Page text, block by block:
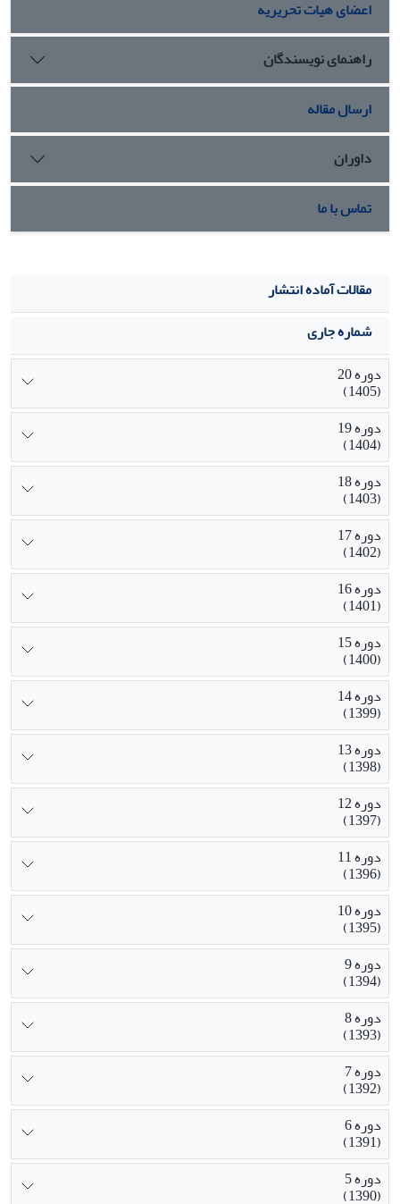
بخشید.
اعضای هیات تحریریه
راهنمای نویسندگان
ارسال مقاله
داوران
تماس با ما
مقالات آماده انتشار
شماره جاری
دوره 20
(1405)
دوره 19
(1404)
دوره 18
(1403)
دوره 17
(1402)
دوره 16
(1401)
دوره 15
(1400)
دوره 14
(1399)
دوره 13
(1398)
دوره 12
(1397)
دوره 11
(1396)
دوره 10
(1395)
دوره 9
(1394)
دوره 8
(1393)
دوره 7
(1392)
دوره 6
(1391)
دوره 5
(1390)